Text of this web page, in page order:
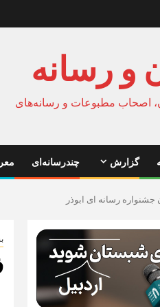
و رسانه
اصحاب مطبوعات و رسانه‌های
گزارش چندرسانه‌ای
جشنواره رسانه ای ابوذر